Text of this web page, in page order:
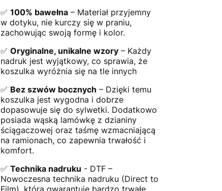
✅100% bawełna – Materiał przyjemny
w dotyku, nie kurczy się w praniu,
zachowując swoją formę i kolor.
✅Oryginalne, unikalne wzory – Każdy
nadruk jest wyjątkowy, co sprawia, że
koszulka wyróżnia się na tle innych
✅ Bez szwów bocznych – Dzięki temu
koszulka jest wygodna i dobrze
dopasowuje się do sylwetki. Dodatkowo
posiada wąską lamówkę z dzianiny
ściągaczowej oraz taśmę wzmacniającą
na ramionach, co zapewnia trwałość i
komfort.
✅Technika nadruku - DTF –
Nowoczesna technika nadruku (Direct to